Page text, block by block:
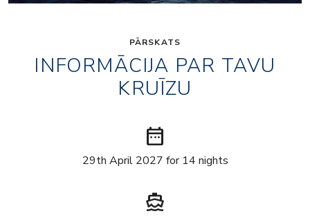
PĀRSKATS
INFORMĀCIJA PAR TAVU
KRUĪZU
date_range
29th April 2027 for 14 nights
directions_boat